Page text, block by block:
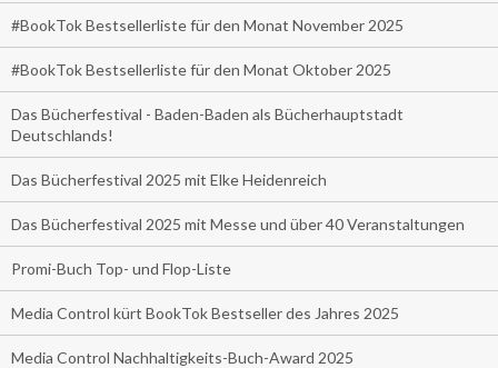
#BookTok Bestsellerliste für den Monat November 2025
#BookTok Bestsellerliste für den Monat Oktober 2025
Das Bücherfestival - Baden-Baden als Bücherhauptstadt
Deutschlands!
Das Bücherfestival 2025 mit Elke Heidenreich
Das Bücherfestival 2025 mit Messe und über 40 Veranstaltungen
Promi-Buch Top- und Flop-Liste
Media Control kürt BookTok Bestseller des Jahres 2025
Media Control Nachhaltigkeits-Buch-Award 2025